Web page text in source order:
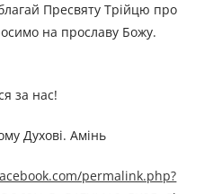
Пресвяту Трійцю про
на прославу Божу.
за нас!
Духові. Амінь
permalink.php?